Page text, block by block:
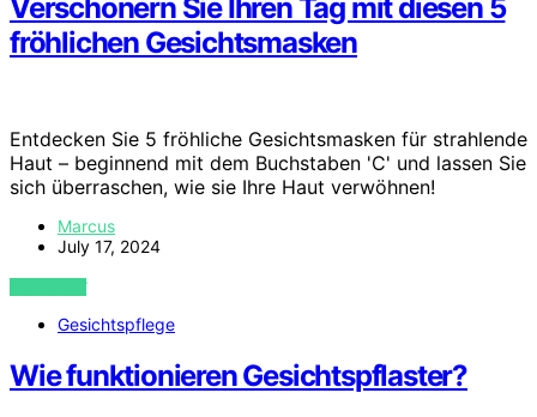
Verschönern Sie Ihren Tag mit diesen 5
fröhlichen Gesichtsmasken
Entdecken Sie 5 fröhliche Gesichtsmasken für strahlende
Haut – beginnend mit dem Buchstaben 'C' und lassen Sie
sich überraschen, wie sie Ihre Haut verwöhnen!
Marcus
July 17, 2024
VIEW POST
Gesichtspflege
Wie funktionieren Gesichtspflaster?